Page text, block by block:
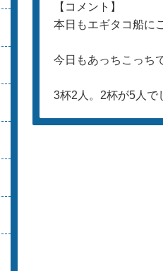
【コメント】
本日もエギタコ船に
今日もあっちこっち
3杯2人。2杯が5人で